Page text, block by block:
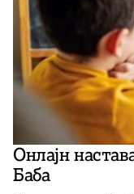
Онлајн
Баба